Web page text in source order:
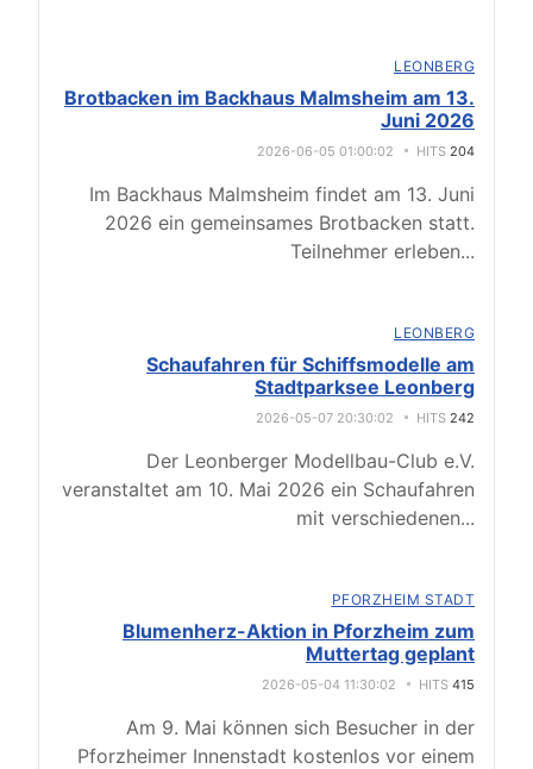
LEONBERG
Brotbacken im Backhaus Malmsheim am 13.
Juni 2026
2026-06-05 01:00:02 HITS 204
Im Backhaus Malmsheim findet am 13. Juni
2026 ein gemeinsames Brotbacken statt.
Teilnehmer erleben...
LEONBERG
Schaufahren für Schiffsmodelle am
Stadtparksee Leonberg
2026-05-07 20:30:02 HITS 242
Der Leonberger Modellbau-Club e.V.
veranstaltet am 10. Mai 2026 ein Schaufahren
mit verschiedenen...
PFORZHEIM STADT
Blumenherz-Aktion in Pforzheim zum
Muttertag geplant
2026-05-04 11:30:02 HITS 415
Am 9. Mai können sich Besucher in der
Pforzheimer Innenstadt kostenlos vor einem